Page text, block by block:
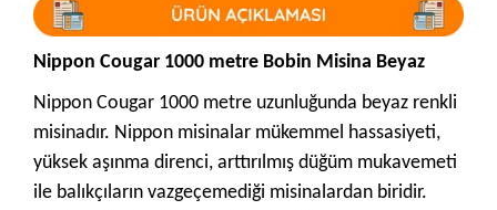
Nippon Cougar 1000 metre Bobin Misina Beyaz
Nippon Cougar 1000 metre uzunluğunda beyaz renkli
misinadır. Nippon misinalar mükemmel hassasiyeti,
yüksek aşınma direnci, arttırılmış düğüm mukavemeti
ile balıkçıların vazgeçemediği misinalardan biridir.